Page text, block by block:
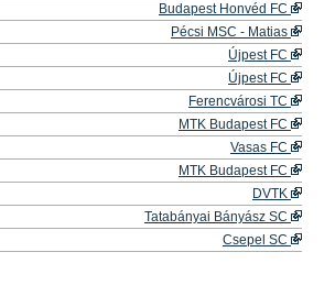
Budapest Honvéd FC
Pécsi MSC - Matias
Újpest FC
Újpest FC
Ferencvárosi TC
MTK Budapest FC
Vasas FC
MTK Budapest FC
DVTK
Tatabányai Bányász SC
Csepel SC